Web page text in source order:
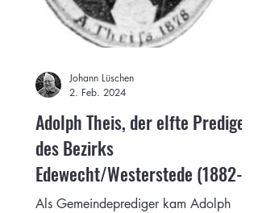
Adolph Theis, der elfte Prediger
des Bezirks
Edewecht/Westerstede (1882-
1884)
Als Gemeindeprediger kam Adolph
Johann Lüschen
2. Feb. 2024